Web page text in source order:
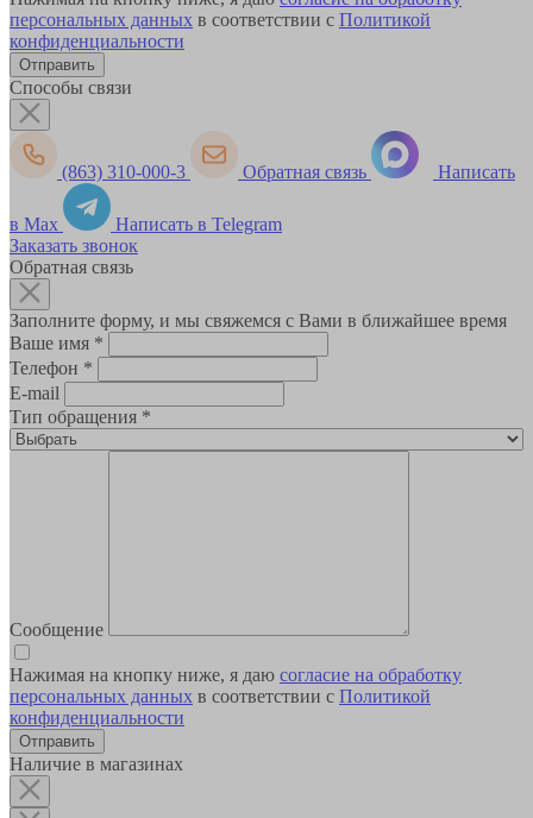
персональных данных в соответствии с Политикой
конфиденциальности
Способы связи
(863) 310-000-3 Обратная связь Написать
в Max
Написать в Telegram
Заказать звонок
Обратная связь
Заполните форму, и мы свяжемся с Вами в ближайшее время
Ваше имя *
Телефон *
E-mail
Тип обращения *
Сообщение
Нажимая на кнопку ниже, я даю согласие на обработку
персональных данных в соответствии с Политикой
конфиденциальности
Наличие в магазинах